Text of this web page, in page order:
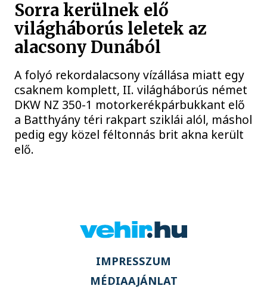
Sorra kerülnek elő
világháborús leletek az
alacsony Dunából
A folyó rekordalacsony vízállása miatt egy
csaknem komplett, II. világháborús német
DKW NZ 350-1 motorkerékpárbukkant elő
a Batthyány téri rakpart sziklái alól, máshol
pedig egy közel féltonnás brit akna került
elő.
IMPRESSZUM
MÉDIAAJÁNLAT